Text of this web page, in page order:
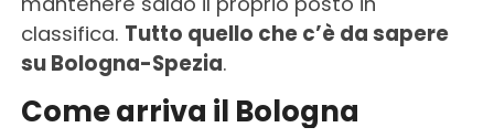
classifica. Tutto quello che c’è da sapere
su Bologna-Spezia.
Come arriva il Bologna